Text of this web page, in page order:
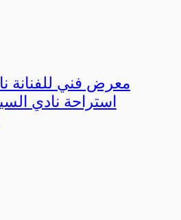
معرض فني للفنانة
استراحة نادي